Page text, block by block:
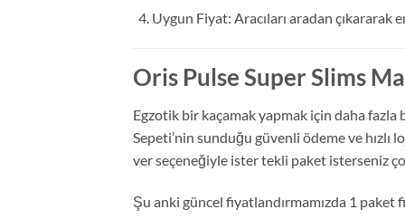
Uygun Fiyat: Aracıları aradan çıkararak
Oris Pulse Super Slims
Egzotik bir kaçamak yapmak için daha fazla
Sepeti’nin sunduğu güvenli ödeme ve
ver seçeneğiyle ister tekli paket isterseniz
Şu anki güncel fiyatlandırmamızda 1 paket